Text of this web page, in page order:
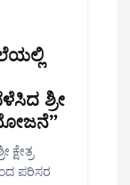
ಶ್ರೀ
ಯೋಜನೆ”
ಪರಿಸರ